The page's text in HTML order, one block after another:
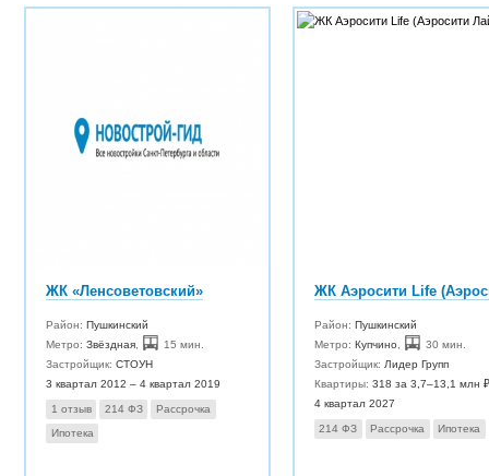
ЖК «Ленсоветовский»
Район:Пушкинский
Метро: Звёздная
15 мин.
Застройщик:СТОУН
3 квартал 2012 – 4 квартал 2019
1 отзыв 214 ФЗ
Рассрочка
Ипотека
Район: Пушкинский
Метро: Купчино
30 мин.
Застройщик: Лидер Групп
Квартиры: 318 за 3,7–13,1 млн ₽
4 квартал 2027
214 ФЗ Рассрочка Ипотека